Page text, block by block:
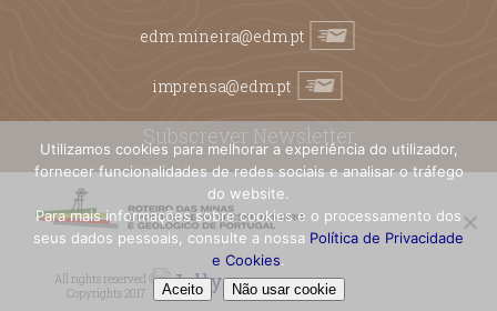
edm.mineira@edm.pt
imprensa@edm.pt
Subscrever Newsletter
All rights reserved ©
Copyrights 2017
Utilizamos cookies para melhorar a experiência do utilizador,
fornecer funcionalidades de redes sociais e analisar o tráfego
do website.
Para mais informações sobre cookies e o processamento dos
seus dados pessoais, consulte a nossa Política de Privacidade
e Cookies.
Aceito Não usar cookie